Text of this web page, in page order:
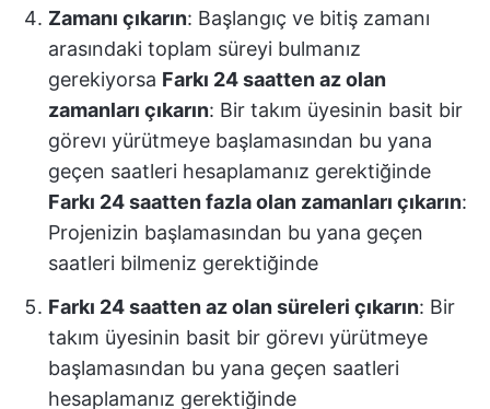
Zamanı çıkarın: Başlangıç ve bitiş zamanı
arasındaki toplam süreyi bulmanız
gerekiyorsa Farkı 24 saatten az olan
zamanları çıkarın: Bir takım üyesinin basit bir
görevı yürütmeye başlamasından bu yana
geçen saatleri hesaplamanız gerektiğinde
Farkı 24 saatten fazla olan zamanları çıkarın:
Projenizin başlamasından bu yana geçen
saatleri bilmeniz gerektiğinde
Farkı 24 saatten az olan süreleri çıkarın: Bir
takım üyesinin basit bir görevı yürütmeye
başlamasından bu yana geçen saatleri
hesaplamanız gerektiğinde